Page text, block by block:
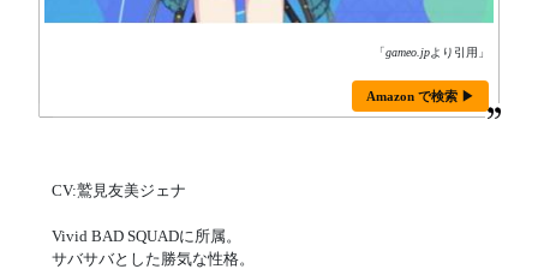
「gameo.jpより引用」
Amazon で検索 ▶
CV:鷲見友美ジェナ
Vivid BAD SQUADに所属。
サバサバとした勝気な性格。